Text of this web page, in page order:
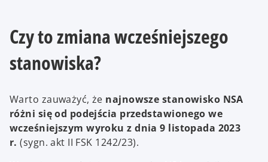
Czy to zmiana wcześniejszego
stanowiska?
Warto zauważyć, że najnowsze stanowisko NSA
różni się od podejścia przedstawionego we
wcześniejszym wyroku z dnia 9 listopada 2023
r. (sygn. akt II FSK 1242/23).